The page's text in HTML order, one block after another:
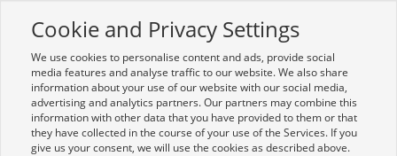
Zur mobilen Kompaktversion (Login erforderlich)
Toggle
navigation
Cookie and Privacy Settings
We use cookies to personalise content and ads, provide social
media features and analyse traffic to our website. We also share
information about your use of our website with our social media,
advertising and analytics partners. Our partners may combine this
information with other data that you have provided to them or that
they have collected in the course of your use of the Services. If you
give us your consent, we will use the cookies as described above.